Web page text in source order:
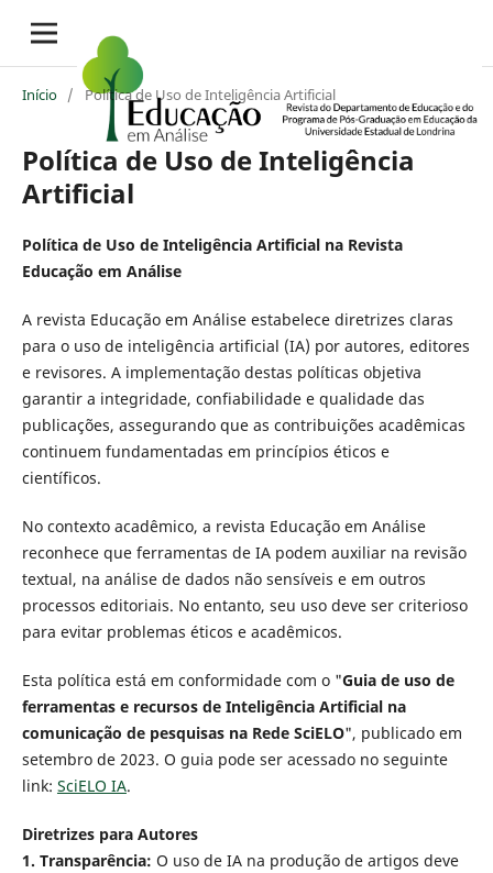
Início / Política de Uso de Inteligência Artificial
Política de Uso de Inteligência
Artificial
Política de Uso de Inteligência Artificial na Revista
Educação em Análise
A revista Educação em Análise estabelece diretrizes claras
para o uso de inteligência artificial (IA) por autores, editores
e revisores. A implementação destas políticas objetiva
garantir a integridade, confiabilidade e qualidade das
publicações, assegurando que as contribuições acadêmicas
continuem fundamentadas em princípios éticos e
científicos.
No contexto acadêmico, a revista Educação em Análise
reconhece que ferramentas de IA podem auxiliar na revisão
textual, na análise de dados não sensíveis e em outros
processos editoriais. No entanto, seu uso deve ser criterioso
para evitar problemas éticos e acadêmicos.
Esta política está em conformidade com o "Guia de uso de
ferramentas e recursos de Inteligência Artificial na
comunicação de pesquisas na Rede SciELO", publicado em
setembro de 2023. O guia pode ser acessado no seguinte
link: SciELO IA.
Diretrizes para Autores
1. Transparência: O uso de IA na produção de artigos deve